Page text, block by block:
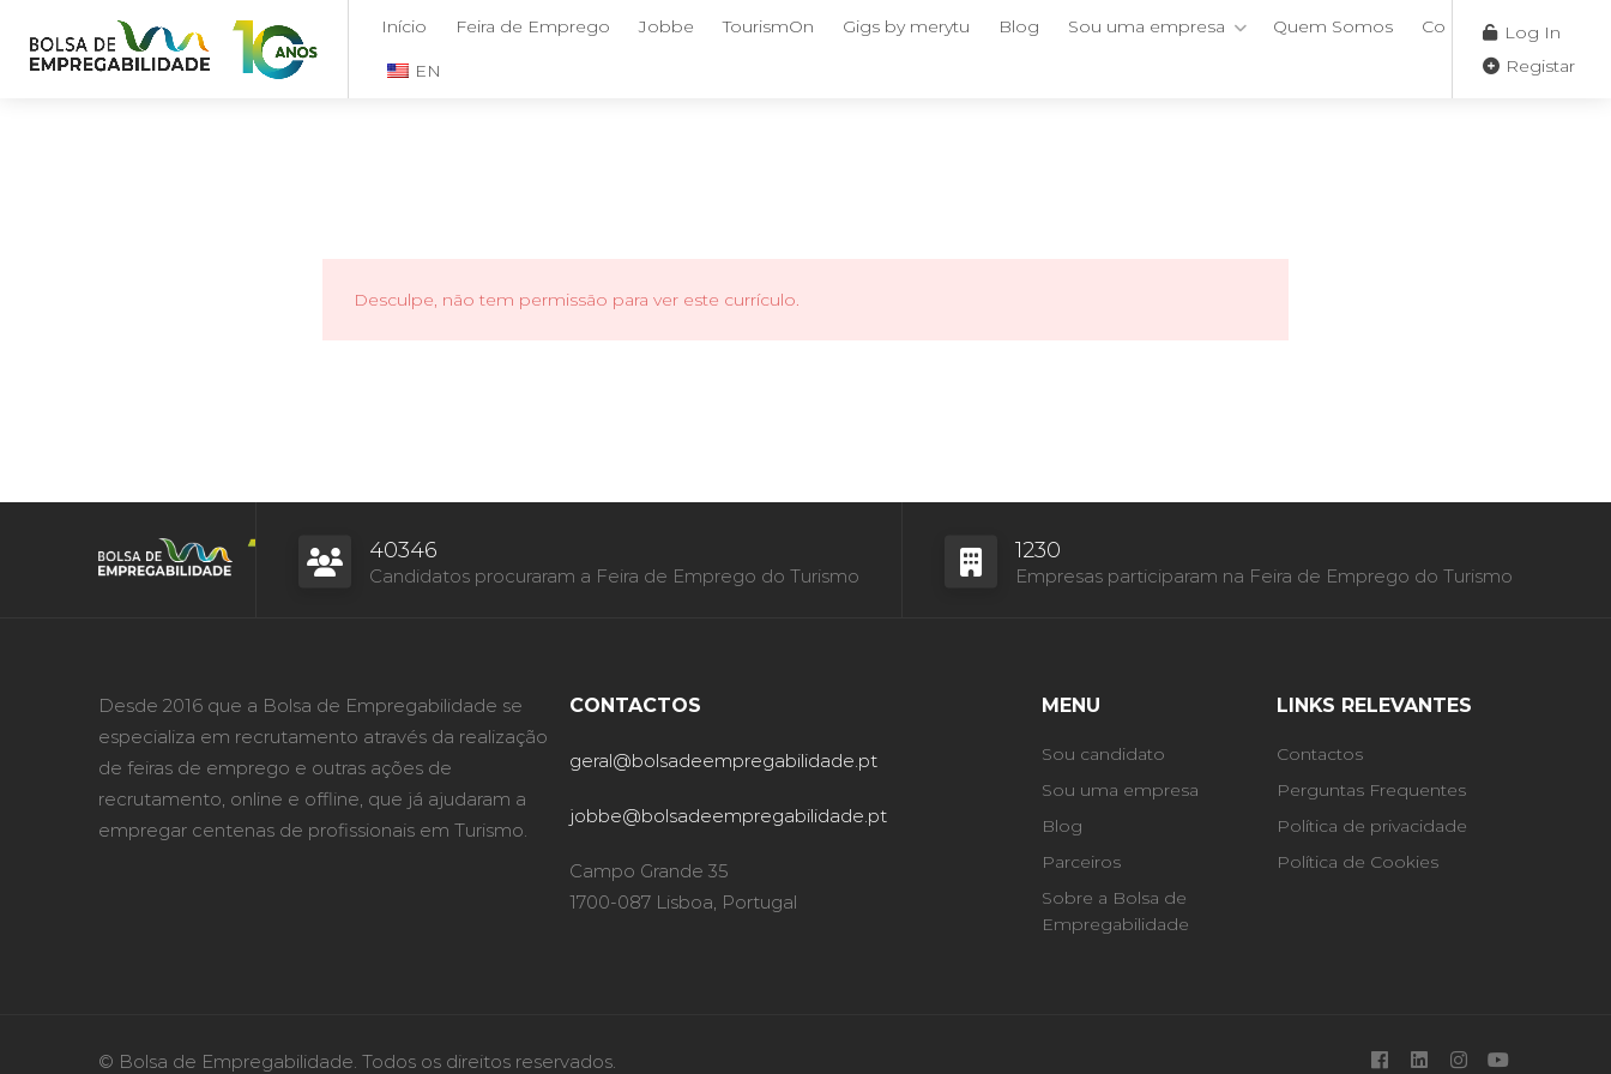
Início Feira de Emprego Jobbe TourismOn Gigs by merytu Blog Sou uma empresa Quem Somos Contactos
EN
Log In
Registar
Desculpe, não tem permissão para ver este currículo.
40346
Candidatos procuraram a Feira de Emprego do Turismo
1230
Empresas participaram na Feira de Emprego do Turismo
Desde 2016 que a Bolsa de Empregabilidade se
especializa em recrutamento através da realização
de feiras de emprego e outras ações de
recrutamento, online e offline, que já ajudaram a
empregar centenas de profissionais em Turismo.
CONTACTOS
geral@bolsadeempregabilidade.pt
jobbe@bolsadeempregabilidade.pt
Campo Grande 35
1700-087 Lisboa, Portugal
MENU
Sou candidato
Sou uma empresa
Blog
Parceiros
Sobre a Bolsa de
Empregabilidade
LINKS RELEVANTES
Contactos
Perguntas Frequentes
Política de privacidade
Política de Cookies
© Bolsa de Empregabilidade. Todos os direitos reservados.